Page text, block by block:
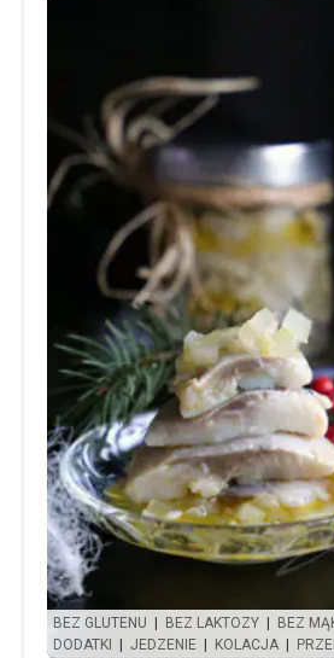
BEZ GLUTENU BEZ LAKTOZY BEZ
DODATKI
JEDZENIE KOLACJA